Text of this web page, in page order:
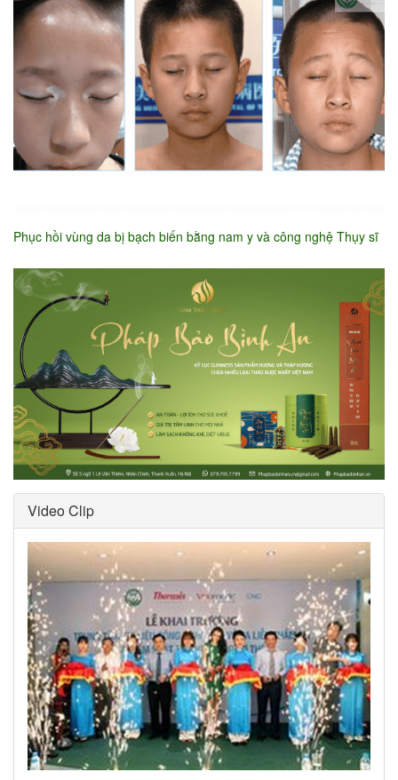
Phục hồi vùng da bị bạch biến bằng nam y và công nghệ Thụy sĩ
Video Clip